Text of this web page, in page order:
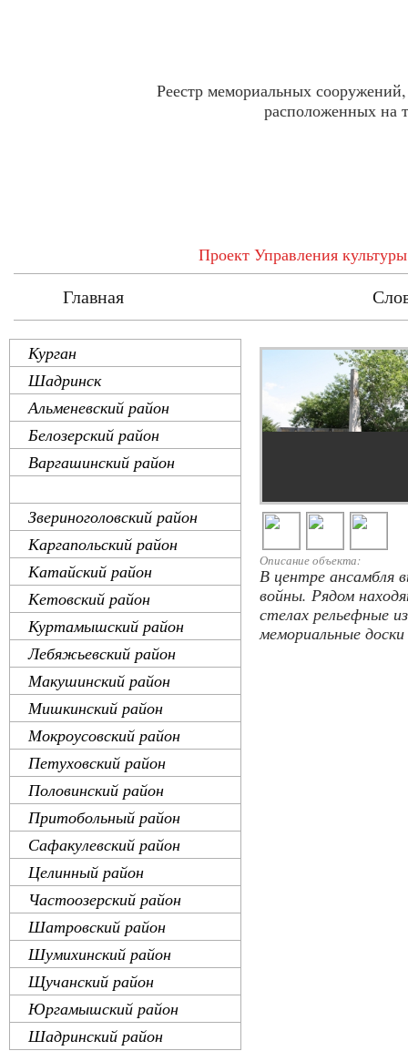
Реестр мемориальных
расположенных на
Проект Управления
Главная
Курган
Шадринск
Альменевский район
Белозерский район
Варгашинский район
Звериноголовский район
Каргапольский район
Катайский район
Кетовский район
Куртамышский район
Лебяжьевский район
Макушинский район
Мишкинский район
Мокроусовский район
Петуховский район
Половинский район
Притобольный район
Сафакулевский район
Целинный район
Частоозерский район
Шатровский район
Шумихинский район
Щучанский район
Юргамышский район
Шадринский район
Описание объекта:
В центре ансамбля
войны. Рядом
стелах рельефные
мемориальные